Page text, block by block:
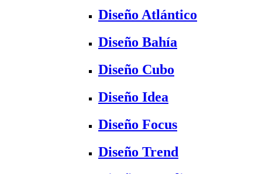
Diseño Atlántico
Diseño Bahía
Diseño Cubo
Diseño Idea
Diseño Focus
Diseño Trend